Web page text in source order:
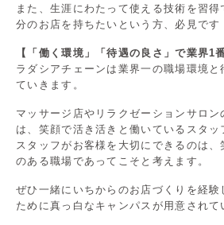
また、生涯にわたって使える技術を習得
分のお店を持ちたいという方、必見です
【「働く環境」「待遇の良さ」で業界1
ラダシアチェーンは業界一の職場環境と
ていきます。
マッサージ店やリラクゼーションサロ
は、笑顔で活き活きと働いているスタッ
スタッフがお客様を大切にできるのは
のある職場であってこそと考えます。
ぜひ一緒にいちからのお店づくりを経
ために真っ白なキャンパスが用意されて